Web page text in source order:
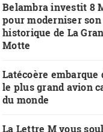
Belambra investit 8
pour moderniser
historique de La
Motte
Latécoère embarque
le plus grand avion
du monde
La Lettre M vous